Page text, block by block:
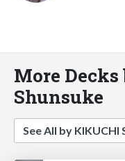
More
Shunsuke
See All by KIKUCHI